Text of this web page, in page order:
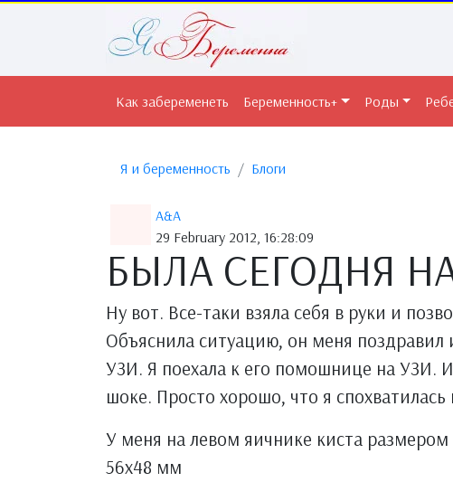
Как забеременеть Беременность+ Роды
Я и беременность Блоги
A&A
29 February 2012, 16:28:09
БЫЛА СЕГОДНЯ
Ну вот. Все-таки взяла себя в руки и
Объяснила ситуацию, он меня поздравил
УЗИ. Я поехала к его помошнице на УЗИ.
шоке. Просто хорошо, что я
У меня на левом яичнике киста
56х48 мм